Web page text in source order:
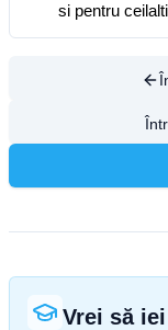
si pentru
Vrei să